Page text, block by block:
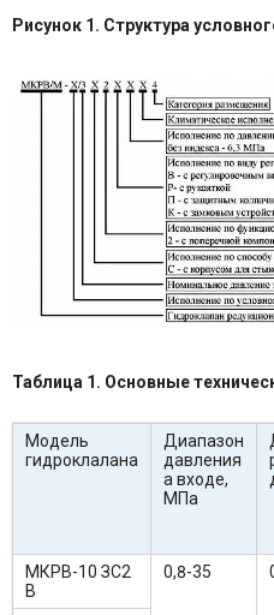
Рисунок 1. Структура
Таблица 1. Основные
Модель
гидроклалана
Диапазон
давления
а входе,
MПa
МКРВ-10 ЗС2
В
0,8-35